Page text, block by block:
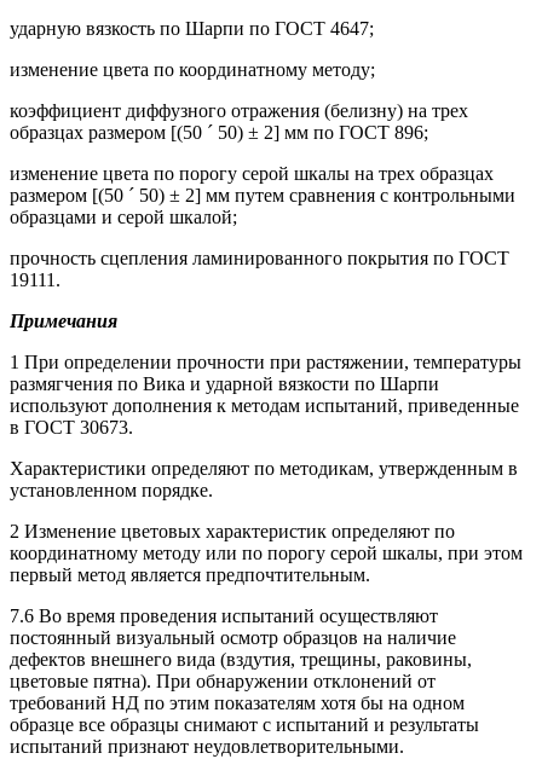
ударную вязкость по Шарпи по ГОСТ 4647;
изменение цвета по координатному методу;
коэффициент диффузного отражения (белизну) на трех
образцах размером [(50 ´ 50) ± 2] мм по ГОСТ 896;
изменение цвета по порогу серой шкалы на трех образцах
размером [(50 ´ 50) ± 2] мм путем сравнения с контрольными
образцами и серой шкалой;
прочность сцепления ламинированного покрытия по ГОСТ
19111.
Примечания
1 При определении прочности при растяжении, температуры
размягчения по Вика и ударной вязкости по Шарпи
используют дополнения к методам испытаний, приведенные
в ГОСТ 30673.
Характеристики определяют по методикам, утвержденным в
установленном порядке.
2 Изменение цветовых характеристик определяют по
координатному методу или по порогу серой шкалы, при этом
первый метод является предпочтительным.
7.6 Во время проведения испытаний осуществляют
постоянный визуальный осмотр образцов на наличие
дефектов внешнего вида (вздутия, трещины, раковины,
цветовые пятна). При обнаружении отклонений от
требований НД по этим показателям хотя бы на одном
образце все образцы снимают с испытаний и результаты
испытаний признают неудовлетворительными.